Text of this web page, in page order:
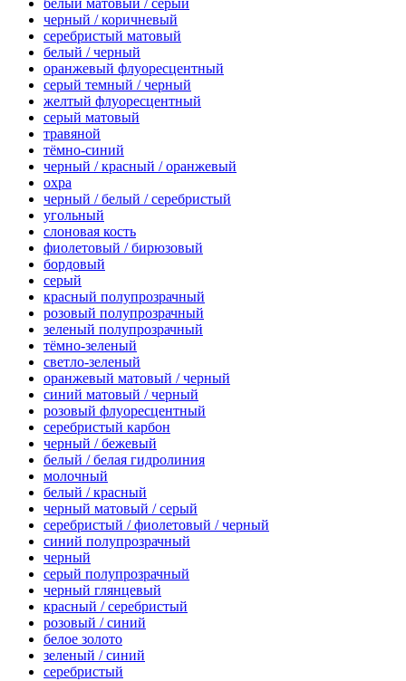
белый матовый / серый
черный / коричневый
серебристый матовый
белый / черный
оранжевый флуоресцентный
серый темный / черный
желтый флуоресцентный
серый матовый
травяной
тёмно-синий
черный / красный / оранжевый
охра
черный / белый / серебристый
угольный
слоновая кость
фиолетовый / бирюзовый
бордовый
серый
красный полупрозрачный
розовый полупрозрачный
зеленый полупрозрачный
тёмно-зеленый
светло-зеленый
оранжевый матовый / черный
синий матовый / черный
розовый флуоресцентный
серебристый карбон
черный / бежевый
белый / белая гидролиния
молочный
белый / красный
черный матовый / серый
серебристый / фиолетовый / черный
синий полупрозрачный
черный
серый полупрозрачный
черный глянцевый
красный / серебристый
розовый / синий
белое золото
зеленый / синий
серебристый